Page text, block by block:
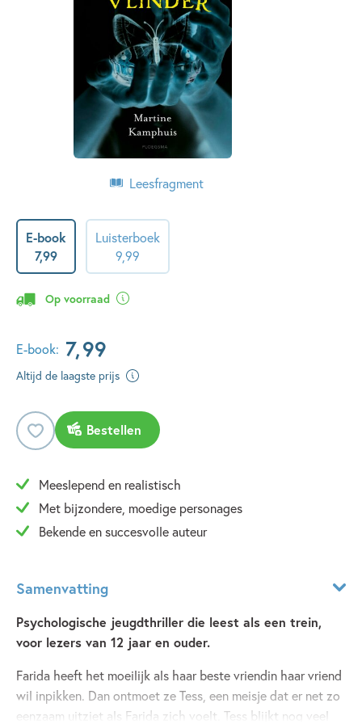
Leesfragment
E-book
7,99
Luisterboek
9,99
Op voorraad
E-book: 7,99
Altijd de laagste prijs
Bestellen
Meeslepend en realistisch
Met bijzondere, moedige personages
Bekende en succesvolle auteur
Samenvatting
Psychologische jeugdthriller die leest als een trein,
voor lezers van 12 jaar en ouder.
Farida heeft het moeilijk als haar beste vriendin haar vriend
wil inpikken. Dan ontmoet ze Tess, een meisje dat er net zo
eenzaam uitziet als Farida zich voelt. Tess blijkt nog veel